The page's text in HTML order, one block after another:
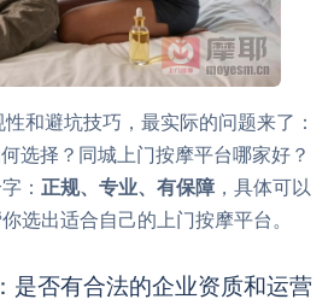
和避坑技巧，最实际的问题来了：
选择？同城上门按摩平台哪家好？
： 正规、专业、有保障 ，具体可以
选出适合自己的上门按摩平台。
是否有合法的企业资质和运营